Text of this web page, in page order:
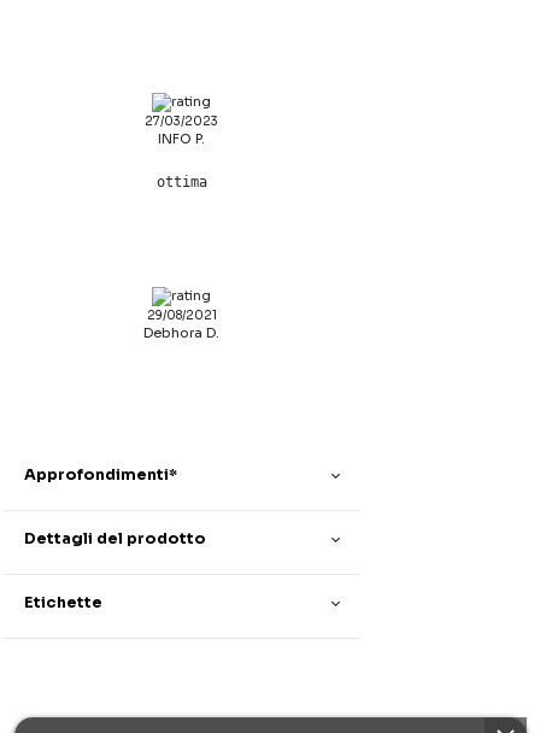
27/03/2023
INFO P.
ottima
29/08/2021
Debhora D.
Approfondimenti*
Dettagli del prodotto
Etichette